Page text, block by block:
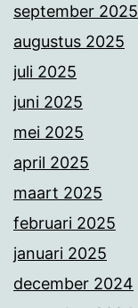
september 2025
augustus 2025
juli 2025
juni 2025
mei 2025
april 2025
maart 2025
februari 2025
januari 2025
december 2024